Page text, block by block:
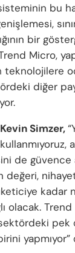
bu
bir
Micro,
diğer
Simzer,
de güvence
değeri,
kadar
olacak.
pek
yapmıyor”